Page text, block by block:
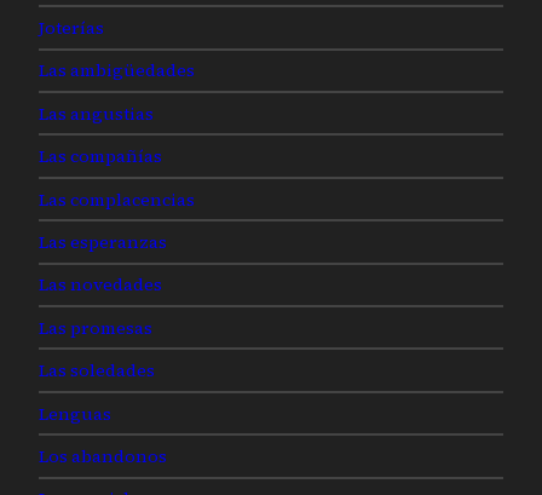
Joterías
Las ambigüedades
Las angustias
Las compañías
Las complacencias
Las esperanzas
Las novedades
Las promesas
Las soledades
Lenguas
Los abandonos